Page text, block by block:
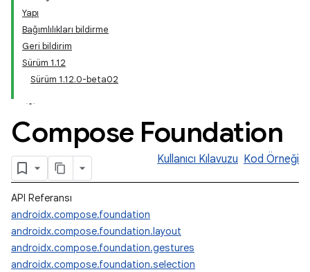
Yapı
Bağımlılıkları bildirme
Geri bildirim
Sürüm 1.12
Sürüm 1.12.0-beta02
Compose Foundation
Kullanıcı Kılavuzu Kod Örneği
API Referansı
androidx.compose.foundation
androidx.compose.foundation.layout
androidx.compose.foundation.gestures
androidx.compose.foundation.selection